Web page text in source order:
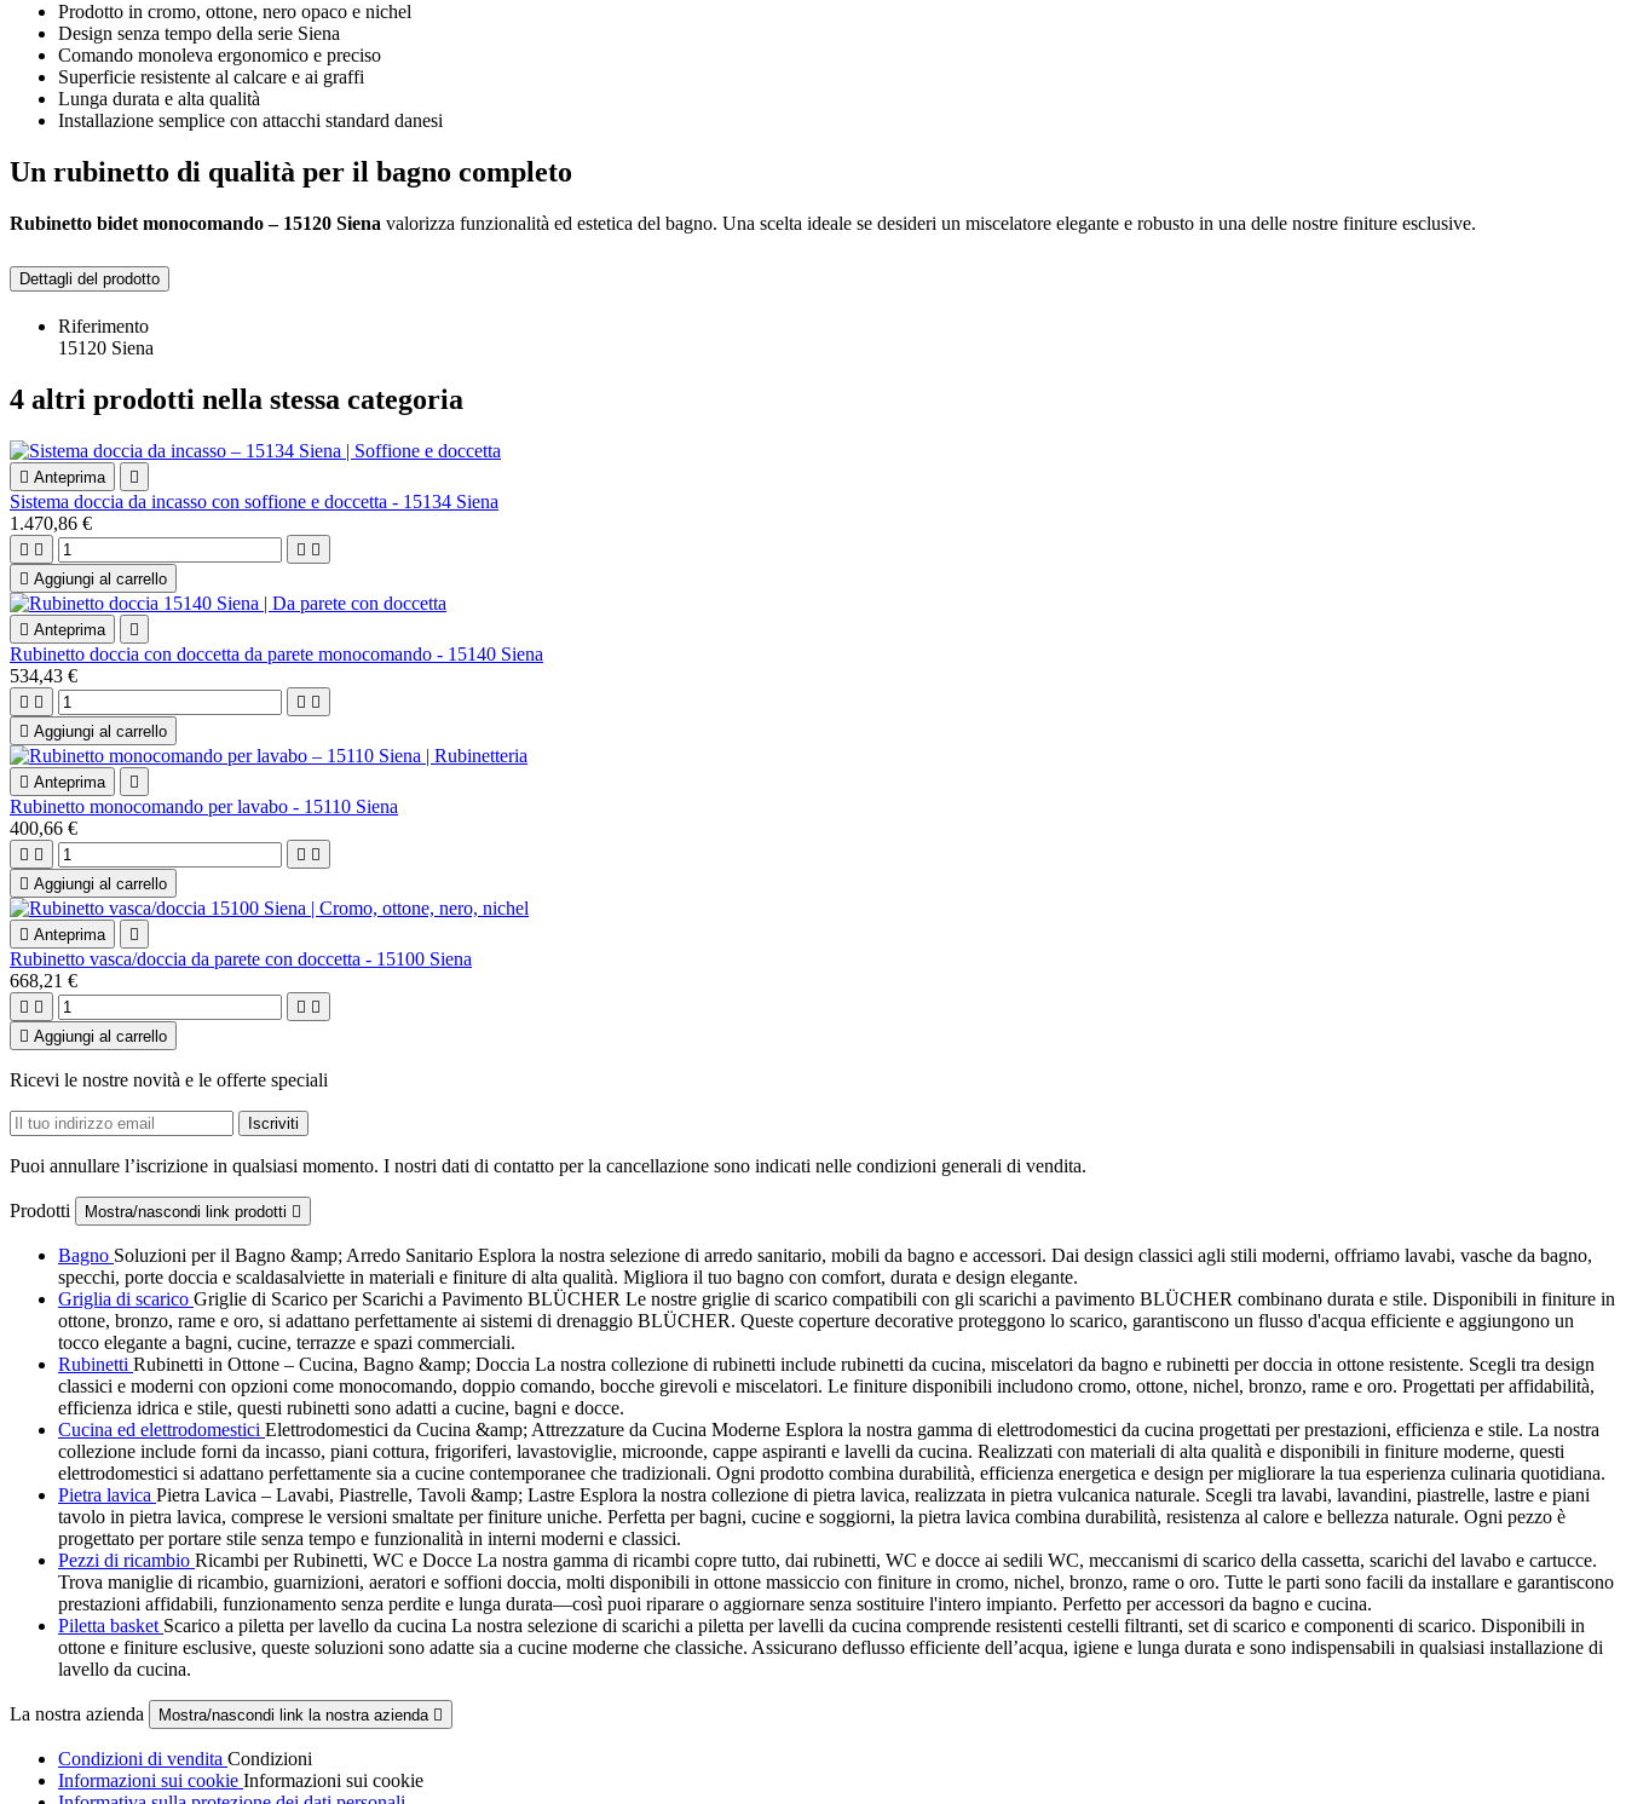
Prodotto in cromo, ottone, nero opaco e nichel
Design senza tempo della serie Siena
Comando monoleva ergonomico e preciso
Superficie resistente al calcare e ai graffi
Lunga durata e alta qualità
Installazione semplice con attacchi standard danesi
Un rubinetto di qualità per il bagno completo
Rubinetto bidet monocomando – 15120 Siena valorizza funzionalità ed estetica del bagno. Una scelta ideale se desideri un miscelatore elegante e robusto in una delle nostre finiture esclusive.
Dettagli del prodotto
Riferimento
15120 Siena
4 altri prodotti nella stessa categoria
 Anteprima 
Sistema doccia da incasso con soffione e doccetta - 15134 Siena
1.470,86 €
   
 Aggiungi al carrello
 Anteprima 
Rubinetto doccia con doccetta da parete monocomando - 15140 Siena
534,43 €
   
 Aggiungi al carrello
 Anteprima 
Rubinetto monocomando per lavabo - 15110 Siena
400,66 €
   
 Aggiungi al carrello
 Anteprima 
Rubinetto vasca/doccia da parete con doccetta - 15100 Siena
668,21 €
   
 Aggiungi al carrello
Ricevi le nostre novità e le offerte speciali
Puoi annullare l’iscrizione in qualsiasi momento. I nostri dati di contatto per la cancellazione sono indicati nelle condizioni generali di vendita.
Prodotti Mostra/nascondi link prodotti 
Bagno Soluzioni per il Bagno &amp; Arredo Sanitario Esplora la nostra selezione di arredo sanitario, mobili da bagno e accessori. Dai design classici agli stili moderni, offriamo lavabi, vasche da bagno,
specchi, porte doccia e scaldasalviette in materiali e finiture di alta qualità. Migliora il tuo bagno con comfort, durata e design elegante.
Griglia di scarico Griglie di Scarico per Scarichi a Pavimento BLÜCHER Le nostre griglie di scarico compatibili con gli scarichi a pavimento BLÜCHER combinano durata e stile. Disponibili in finiture in
ottone, bronzo, rame e oro, si adattano perfettamente ai sistemi di drenaggio BLÜCHER. Queste coperture decorative proteggono lo scarico, garantiscono un flusso d'acqua efficiente e aggiungono un
tocco elegante a bagni, cucine, terrazze e spazi commerciali.
Rubinetti Rubinetti in Ottone – Cucina, Bagno &amp; Doccia La nostra collezione di rubinetti include rubinetti da cucina, miscelatori da bagno e rubinetti per doccia in ottone resistente. Scegli tra design
classici e moderni con opzioni come monocomando, doppio comando, bocche girevoli e miscelatori. Le finiture disponibili includono cromo, ottone, nichel, bronzo, rame e oro. Progettati per affidabilità,
efficienza idrica e stile, questi rubinetti sono adatti a cucine, bagni e docce.
Cucina ed elettrodomestici Elettrodomestici da Cucina &amp; Attrezzature da Cucina Moderne Esplora la nostra gamma di elettrodomestici da cucina progettati per prestazioni, efficienza e stile. La nostra
collezione include forni da incasso, piani cottura, frigoriferi, lavastoviglie, microonde, cappe aspiranti e lavelli da cucina. Realizzati con materiali di alta qualità e disponibili in finiture moderne, questi
elettrodomestici si adattano perfettamente sia a cucine contemporanee che tradizionali. Ogni prodotto combina durabilità, efficienza energetica e design per migliorare la tua esperienza culinaria quotidiana.
Pietra lavica Pietra Lavica – Lavabi, Piastrelle, Tavoli &amp; Lastre Esplora la nostra collezione di pietra lavica, realizzata in pietra vulcanica naturale. Scegli tra lavabi, lavandini, piastrelle, lastre e piani
tavolo in pietra lavica, comprese le versioni smaltate per finiture uniche. Perfetta per bagni, cucine e soggiorni, la pietra lavica combina durabilità, resistenza al calore e bellezza naturale. Ogni pezzo è
progettato per portare stile senza tempo e funzionalità in interni moderni e classici.
Pezzi di ricambio Ricambi per Rubinetti, WC e Docce La nostra gamma di ricambi copre tutto, dai rubinetti, WC e docce ai sedili WC, meccanismi di scarico della cassetta, scarichi del lavabo e cartucce.
Trova maniglie di ricambio, guarnizioni, aeratori e soffioni doccia, molti disponibili in ottone massiccio con finiture in cromo, nichel, bronzo, rame o oro. Tutte le parti sono facili da installare e garantiscono
prestazioni affidabili, funzionamento senza perdite e lunga durata—così puoi riparare o aggiornare senza sostituire l'intero impianto. Perfetto per accessori da bagno e cucina.
Piletta basket Scarico a piletta per lavello da cucina La nostra selezione di scarichi a piletta per lavelli da cucina comprende resistenti cestelli filtranti, set di scarico e componenti di scarico. Disponibili in
ottone e finiture esclusive, queste soluzioni sono adatte sia a cucine moderne che classiche. Assicurano deflusso efficiente dell’acqua, igiene e lunga durata e sono indispensabili in qualsiasi installazione di
lavello da cucina.
La nostra azienda Mostra/nascondi link la nostra azienda 
Condizioni di vendita Condizioni
Informazioni sui cookie Informazioni sui cookie